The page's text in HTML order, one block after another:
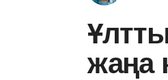
жаңа